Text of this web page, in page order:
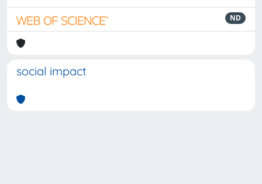
ND
social impact